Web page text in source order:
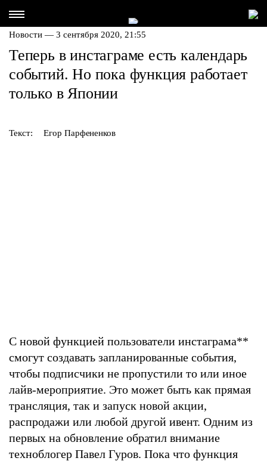
Новости — 3 сентября 2020, 21:55
Теперь в инстаграме есть календарь
событий. Но пока функция работает
только в Японии
Текст: Егор Парфененков
С новой функцией пользователи инстаграма**
смогут создавать запланированные события,
чтобы подписчики не пропустили то или иное
лайв-мероприятие. Это может быть как прямая
трансляция, так и запуск новой акции,
распродажи или любой другой ивент. Одним из
первых на обновление обратил внимание
техноблогер Павел Гуров. Пока что функция